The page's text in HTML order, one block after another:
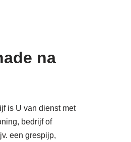
na
is U van dienst met
bedrijf of
een grespijp,